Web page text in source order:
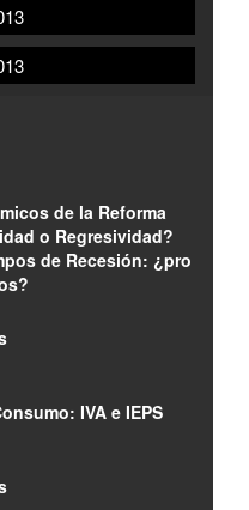
de la Reforma
o Regresividad?
de Recesión: ¿pro
IVA e IEPS